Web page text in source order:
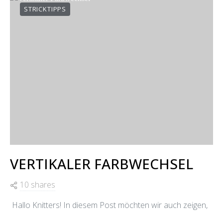
STRICKTIPPS
VERTIKALER FARBWECHSEL
10 shares
Hallo Knitters! In diesem Post möchten wir auch zeigen,